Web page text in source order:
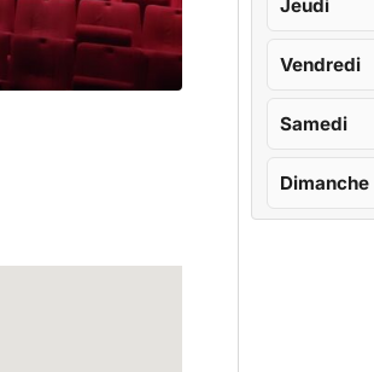
Jeudi
Vendredi
Samedi
Dimanche